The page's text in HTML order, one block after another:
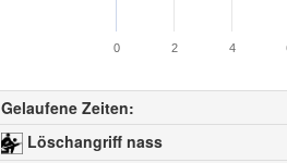
0 2 4
Gelaufene Zeiten:
Löschangriff nass